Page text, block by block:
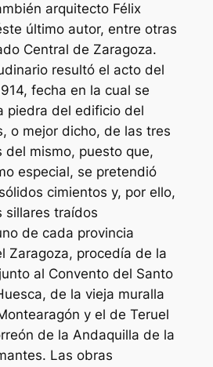
arquitecto Félix
último autor, entre otras
Central de Zaragoza.
resultó el acto del
fecha en la cual se
piedra del edificio del
o mejor dicho, de las tres
del mismo, puesto que,
especial, se pretendió
cimientos y, por ello,
sillares traídos
de cada provincia
Zaragoza, procedía de la
al Convento del Santo
de la vieja muralla
y el de Teruel
de la Andaquilla de la
Las obras